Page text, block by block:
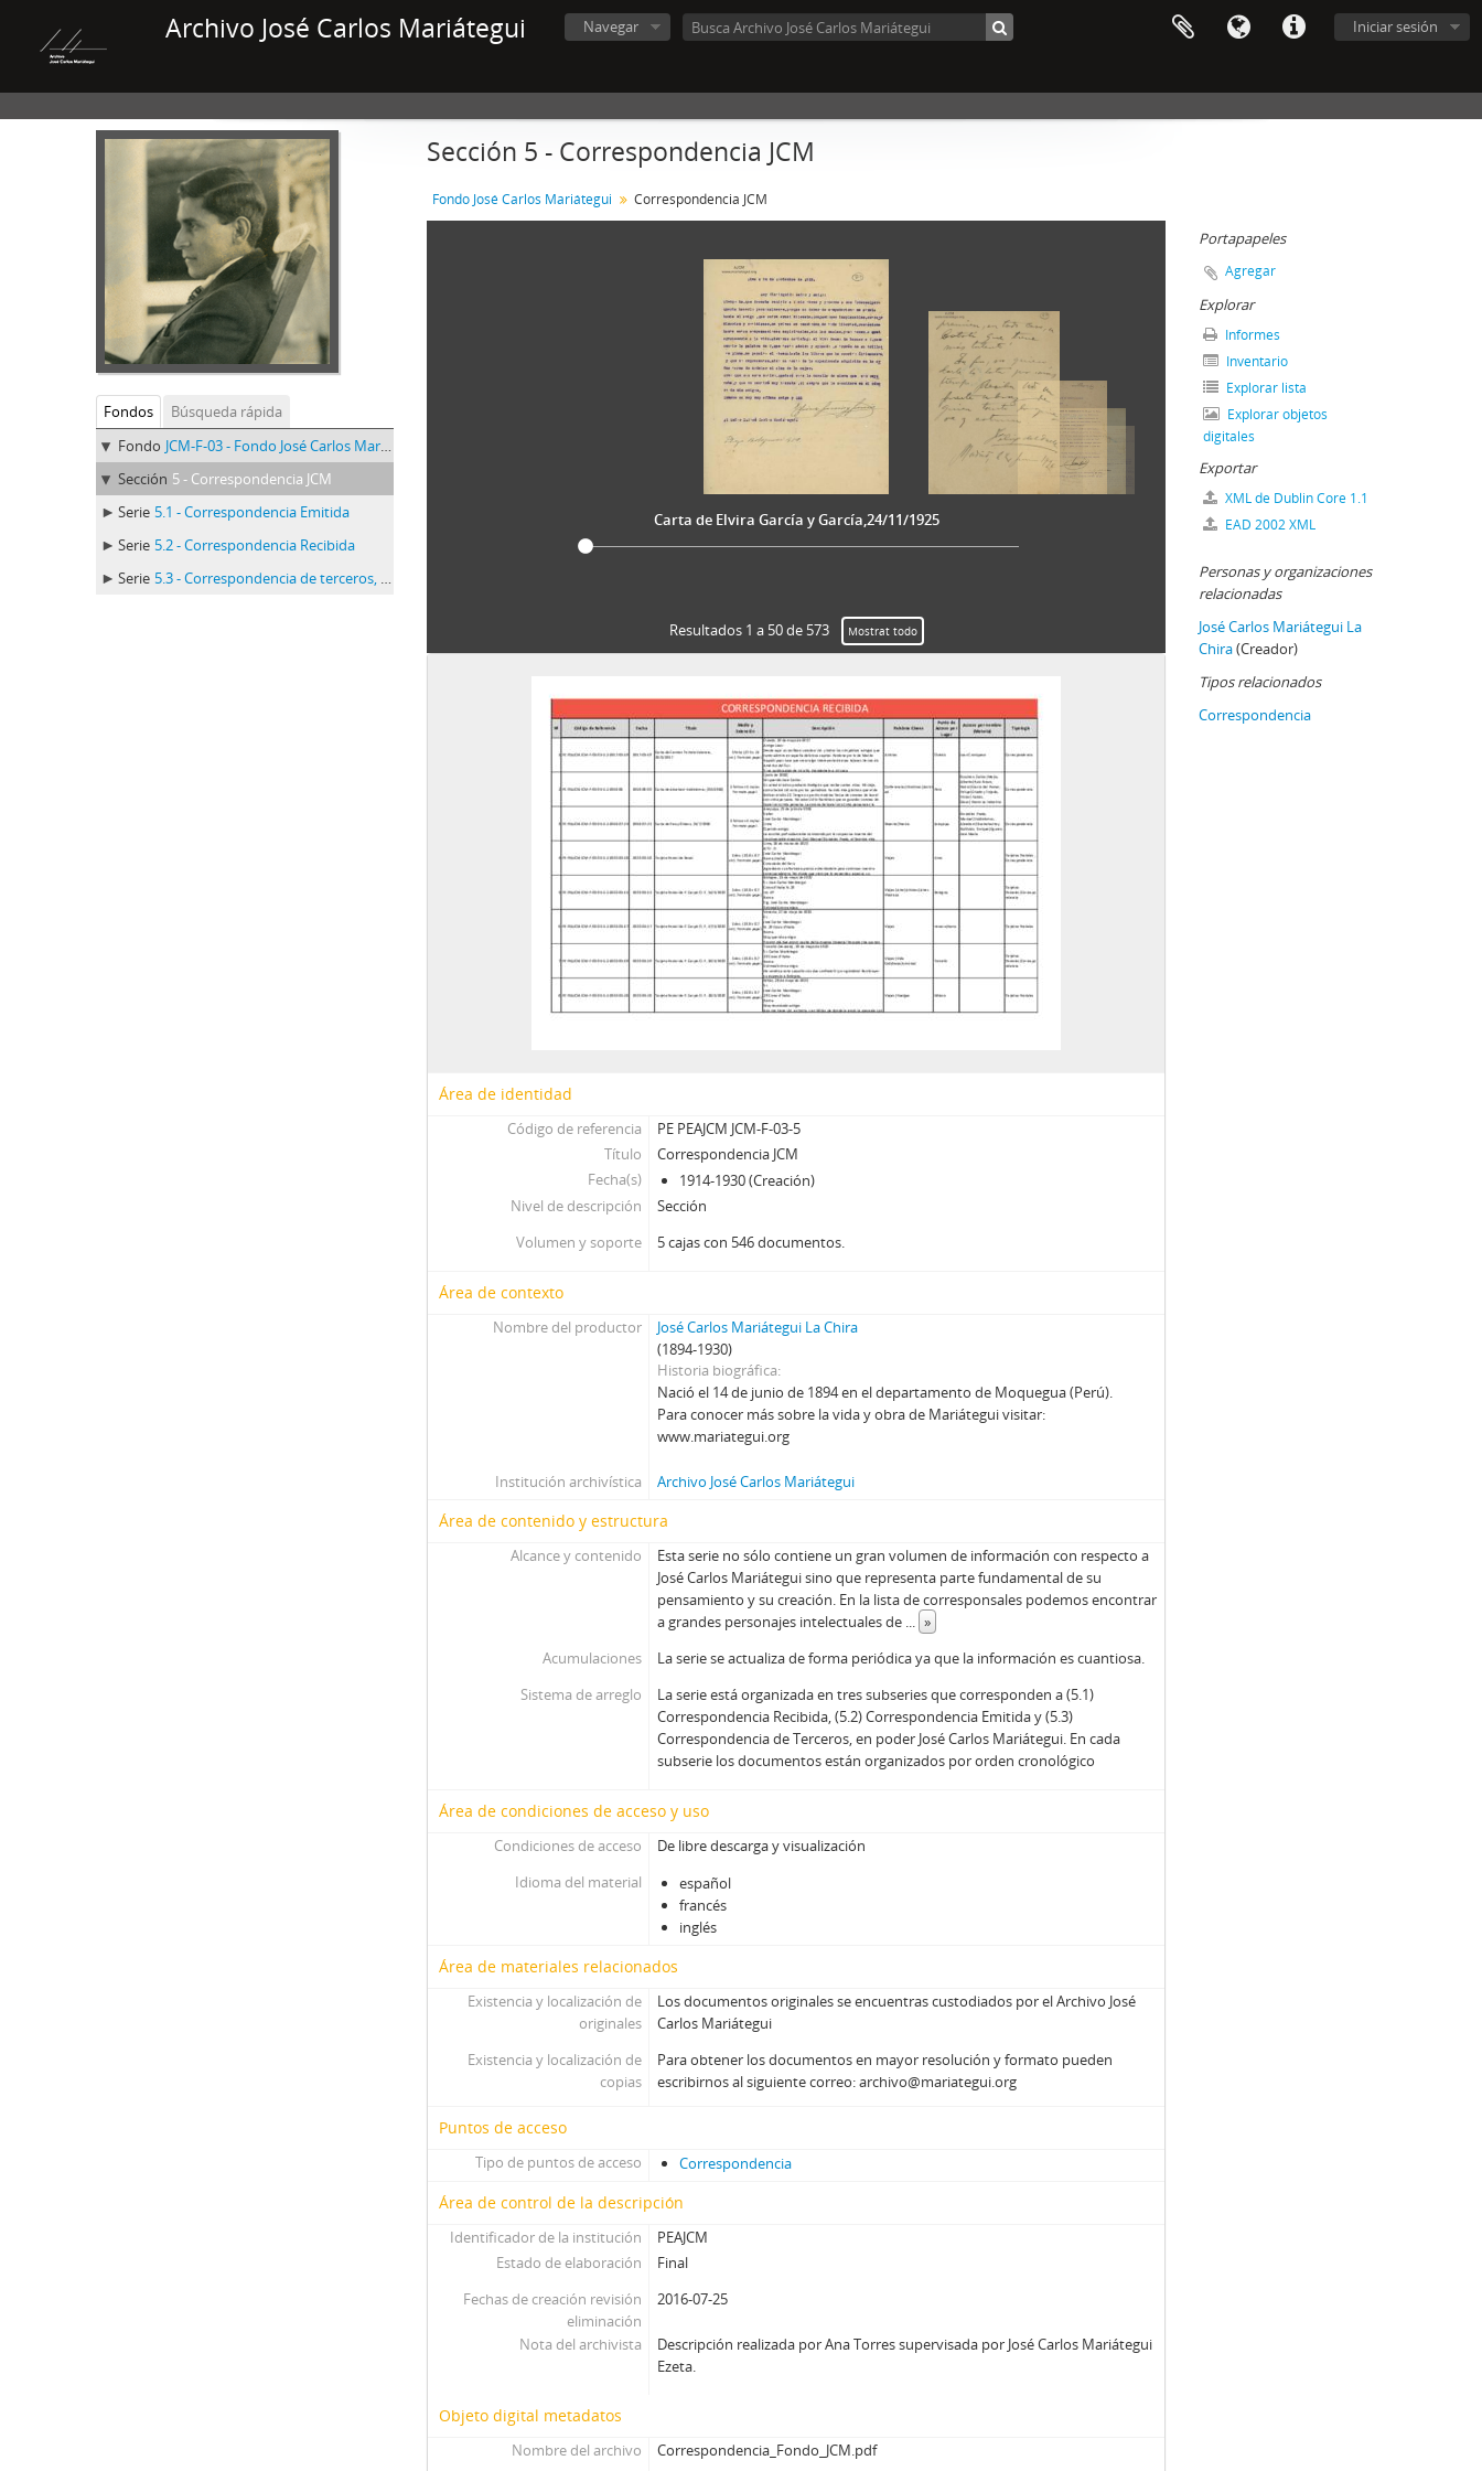
Archivo José Carlos Mariátegui Iniciar sesión
Navegar
Fondos
Búsqueda rápida
Fondo JCM-F-03 - Fondo José Carlos Mariátegui
Sección 5 - Correspondencia JCM
Serie 5.1 - Correspondencia Emitida
Serie 5.2 - Correspondencia Recibida
Serie 5.3 - Correspondencia de terceros, en poder de José Carlos Mariátegui
Sección 5 - Correspondencia JCM
Fondo José Carlos Mariátegui Correspondencia JCM
Carta de Elvira García y García,24/11/1925
Resultados 1 a 50 de 573 Mostrat todo
Área de identidad
Código de referencia
PE PEAJCM JCM-F-03-5
Título
Correspondencia JCM
Fecha(s)
1914-1930 (Creación)
Nivel de descripción
Sección
Volumen y soporte
5 cajas con 546 documentos.
Área de contexto
Nombre del productor
José Carlos Mariátegui La Chira
(1894-1930)
Historia biográfica
Nació el 14 de junio de 1894 en el departamento de Moquegua (Perú).
Para conocer más sobre la vida y obra de Mariátegui visitar:
www.mariategui.org
Institución archivística Archivo José Carlos Mariátegui
Área de contenido y estructura
Alcance y contenido
Esta serie no sólo contiene un gran volumen de información con respecto a
José Carlos Mariátegui sino que representa parte fundamental de su
pensamiento y su creación. En la lista de corresponsales podemos encontrar
a grandes personajes intelectuales de ... »
Acumulaciones
La serie se actualiza de forma periódica ya que la información es cuantiosa.
Sistema de arreglo
La serie está organizada en tres subseries que corresponden a (5.1)
Correspondencia Recibida, (5.2) Correspondencia Emitida y (5.3)
Correspondencia de Terceros, en poder José Carlos Mariátegui. En cada
subserie los documentos están organizados por orden cronológico
Área de condiciones de acceso y uso
Condiciones de acceso
De libre descarga y visualización
Idioma del material
español
francés
inglés
Área de materiales relacionados
Existencia y localización de
originales
Los documentos originales se encuentras custodiados por el Archivo José
Carlos Mariátegui
Existencia y localización de
copias
Para obtener los documentos en mayor resolución y formato pueden
escribirnos al siguiente correo: archivo@mariategui.org
Puntos de acceso
Tipo de puntos de acceso Correspondencia
Área de control de la descripción
Identificador de la institución
PEAJCM
Estado de elaboración
Final
Fechas de creación revisión
eliminación
2016-07-25
Nota del archivista
Descripción realizada por Ana Torres supervisada por José Carlos Mariátegui
Ezeta.
Objeto digital metadatos
Nombre del archivo Correspondencia_Fondo_JCM.pdf
Portapapeles
Agregar
Explorar
Informes
Inventario
Explorar lista
Explorar objetos
digitales
Exportar
XML de Dublin Core 1.1
EAD 2002 XML
Personas y organizaciones
relacionadas
José Carlos Mariátegui La
Chira(Creador)
Tipos relacionados
Correspondencia